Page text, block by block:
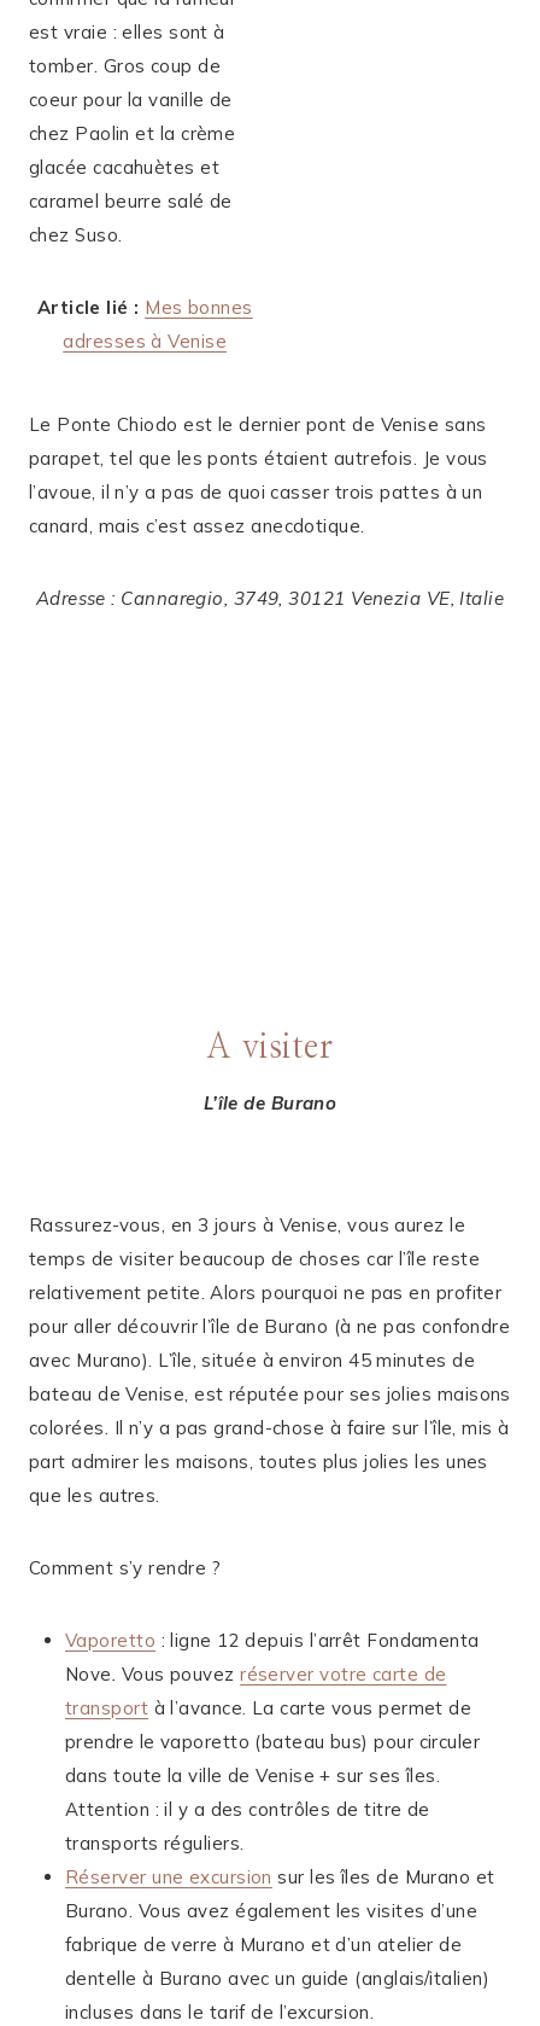
est vraie : elles sont à
tomber. Gros coup de
coeur pour la vanille de
chez Paolin et la crème
glacée cacahuètes et
caramel beurre salé de
chez Suso.
Article lié : Mes bonnes
adresses à Venise
Le Ponte Chiodo est le dernier pont de Venise sans
parapet, tel que les ponts étaient autrefois. Je vous
l’avoue, il n’y a pas de quoi casser trois pattes à un
canard, mais c’est assez anecdotique.
Adresse : Cannaregio, 3749, 30121 Venezia VE, Italie
A visiter
L’île de Burano
Rassurez-vous, en 3 jours à Venise, vous aurez le
temps de visiter beaucoup de choses car l’île reste
relativement petite. Alors pourquoi ne pas en profiter
pour aller découvrir l’île de Burano (à ne pas confondre
avec Murano). L’île, située à environ 45 minutes de
bateau de Venise, est réputée pour ses jolies maisons
colorées. Il n’y a pas grand-chose à faire sur l’île, mis à
part admirer les maisons, toutes plus jolies les unes
que les autres.
Comment s’y rendre ?
Vaporetto : ligne 12 depuis l’arrêt Fondamenta
Nove. Vous pouvezréserver votre carte de
transport à l’avance. La carte vous permet de
prendre le vaporetto (bateau bus) pour circuler
dans toute la ville de Venise + sur ses îles.
Attention : il y a des contrôles de titre de
transports réguliers.
Réserver une excursion sur les îles de Murano et
Burano. Vous avez également les visites d’une
fabrique de verre à Murano et d’un atelier de
dentelle à Burano avec un guide (anglais/italien)
incluses dans le tarif de l’excursion.